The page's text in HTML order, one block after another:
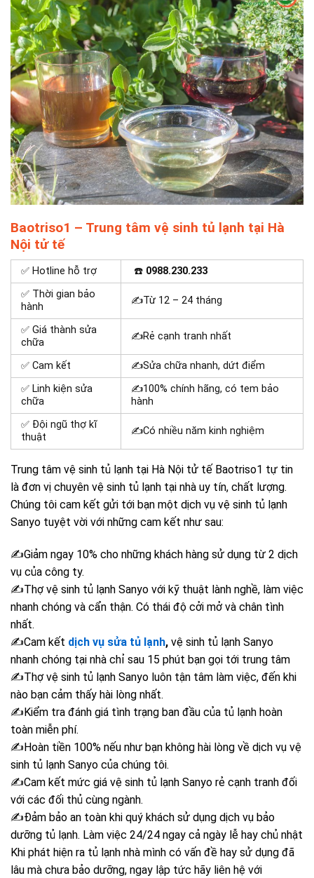
Baotriso1 – Trung tâm vệ sinh tủ lạnh tại Hà
Nội tử tế
✅ Hotline hỗ trợ ☎️ 0988.230.233
✅ Thời gian bảo
hành
✍Từ 12 – 24 tháng
✅ Giá thành sửa
chữa
✍Rẻ cạnh tranh nhất
✅ Cam kết
✍Sửa chữa nhanh, dứt điểm
✅ Linh kiện sửa
chữa
✍100% chính hãng, có tem bảo
hành
✅ Đội ngũ thợ kĩ
thuật
✍Có nhiều năm kinh nghiệm
Trung tâm vệ sinh tủ lạnh tại Hà Nội tử tế Baotriso1 tự tin
là đơn vị chuyên vệ sinh tủ lạnh tại nhà uy tín, chất lượng.
Chúng tôi cam kết gửi tới bạn một dịch vụ vệ sinh tủ lạnh
Sanyo tuyệt vời với những cam kết như sau:
✍Giảm ngay 10% cho những khách hàng sử dụng từ 2 dịch
vụ của công ty.
✍Thợ vệ sinh tủ lạnh Sanyo với kỹ thuật lành nghề, làm việc
nhanh chóng và cẩn thận. Có thái độ cởi mở và chân tình
nhất.
✍Cam kết dịch vụ sửa tủ lạnh, vệ sinh tủ lạnh Sanyo
nhanh chóng tại nhà chỉ sau 15 phút bạn gọi tới trung tâm
✍Thợ vệ sinh tủ lạnh Sanyo luôn tận tâm làm việc, đến khi
nào bạn cảm thấy hài lòng nhất.
✍Kiểm tra đánh giá tình trạng ban đầu của tủ lạnh hoàn
toàn miễn phí.
✍Hoàn tiền 100% nếu như bạn không hài lòng về dịch vụ vệ
sinh tủ lạnh Sanyo của chúng tôi.
✍Cam kết mức giá vệ sinh tủ lạnh Sanyo rẻ cạnh tranh đối
với các đối thủ cùng ngành.
✍Đảm bảo an toàn khi quý khách sử dụng dịch vụ bảo
dưỡng tủ lạnh. Làm việc 24/24 ngay cả ngày lễ hay chủ nhật
Khi phát hiện ra tủ lạnh nhà mình có vấn đề hay sử dụng đã
lâu mà chưa bảo dưỡng, ngay lập tức hãy liên hệ với